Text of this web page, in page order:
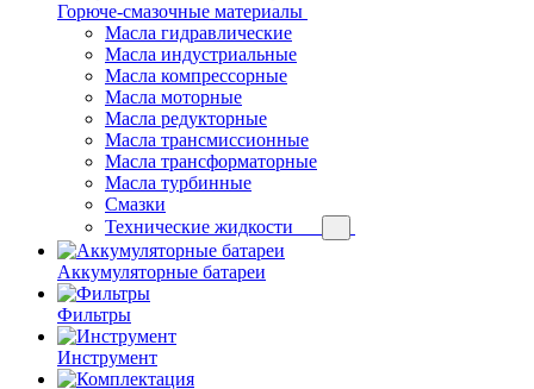
Горюче-смазочные материалы
Масла гидравлические
Масла индустриальные
Масла компрессорные
Масла моторные
Масла редукторные
Масла трансмиссионные
Масла трансформаторные
Масла турбинные
Смазки
Технические жидкости
Аккумуляторные батареи
Фильтры
Инструмент